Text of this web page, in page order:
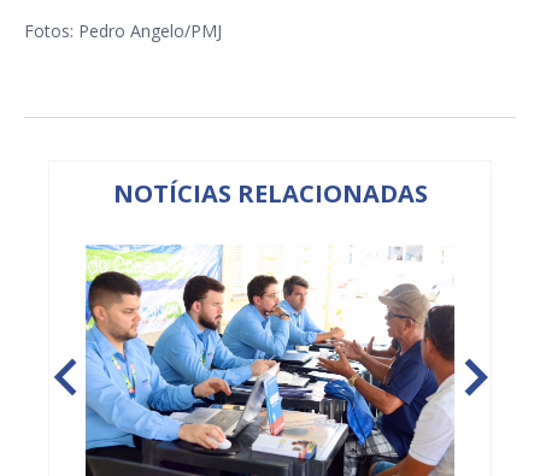
Fotos: Pedro Angelo/PMJ
NOTÍCIAS RELACIONADAS